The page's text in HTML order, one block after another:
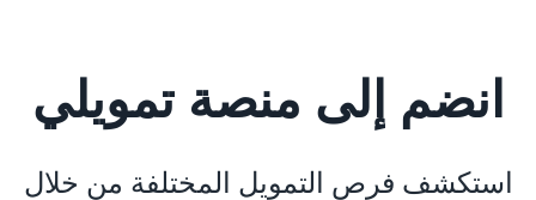
انضم إلى منصة تمويلي
استكشف فرص التمويل المختلفة من خلال